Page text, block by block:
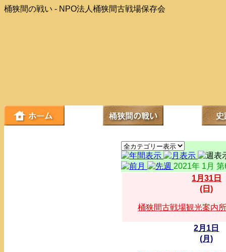
桶狭間の戦い - NPO法人桶狭間古戦場保存会
2021年 1月
1月31日
(日)
桶狭間古戦場観光案内
2月1日
(月)